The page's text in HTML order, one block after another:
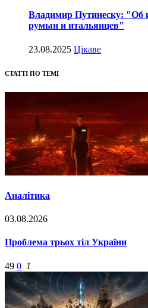
Владимир Путинеску: "Об
румын и итальянцев"
23.08.2025 Цікаве
СТАТТІ ПО ТЕМІ
Аналітика
03.08.2026
Проблема трьох тіл України
49 0 1